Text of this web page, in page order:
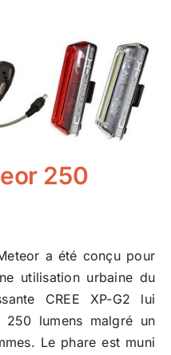
250
a été conçu pour
utilisation urbaine du
CREE XP-G2 lui
250 lumens malgré un
Le phare est muni